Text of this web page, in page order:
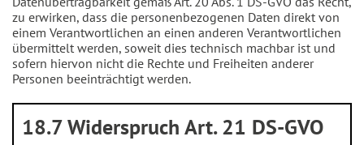
zu erwirken, dass die personenbezogenen Daten direkt von
einem Verantwortlichen an einen anderen Verantwortlichen
übermittelt werden, soweit dies technisch machbar ist und
sofern hiervon nicht die Rechte und Freiheiten anderer
Personen beeinträchtigt werden.
18.7 Widerspruch Art. 21 DS-GVO